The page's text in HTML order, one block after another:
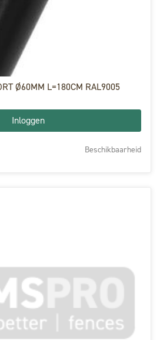
Ø60MM L=180CM RAL9005
Inloggen
Beschikbaarheid